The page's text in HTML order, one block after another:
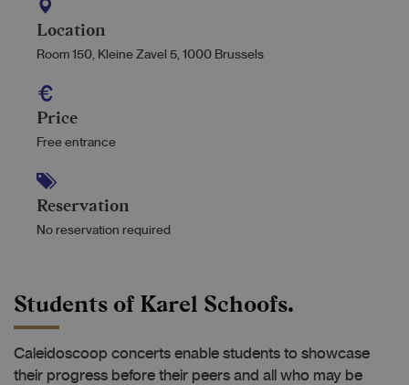
Location
Room 150, Kleine Zavel 5, 1000 Brussels
Price
Free entrance
Reservation
No reservation required
Students of Karel Schoofs.
Caleidoscoop concerts enable students to showcase
their progress before their peers and all who may be